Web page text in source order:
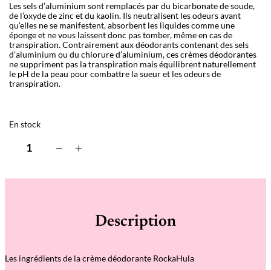
Les sels d’aluminium sont remplacés par du bicarbonate de soude,
de l’oxyde de zinc et du kaolin. Ils neutralisent les odeurs avant
qu’elles ne se manifestent, absorbent les liquides comme une
éponge et ne vous laissent donc pas tomber, même en cas de
transpiration. Contrairement aux déodorants contenant des sels
d’aluminium ou du chlorure d’aluminium, ces crèmes déodorantes
ne suppriment pas la transpiration mais équilibrent naturellement
le pH de la peau pour combattre la sueur et les odeurs de
transpiration.
En stock
t
o
− +
Description
Les ingrédients de la crème déodorante RockaHula